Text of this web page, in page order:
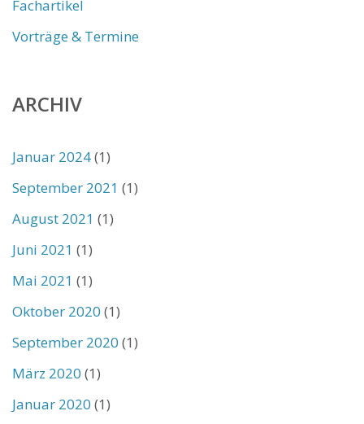
Fachartikel
Vorträge & Termine
ARCHIV
Januar 2024(1)
September 2021 (1)
August 2021 (1)
Juni 2021 (1)
Mai 2021 (1)
Oktober 2020 (1)
September 2020 (1)
März 2020 (1)
Januar 2020 (1)